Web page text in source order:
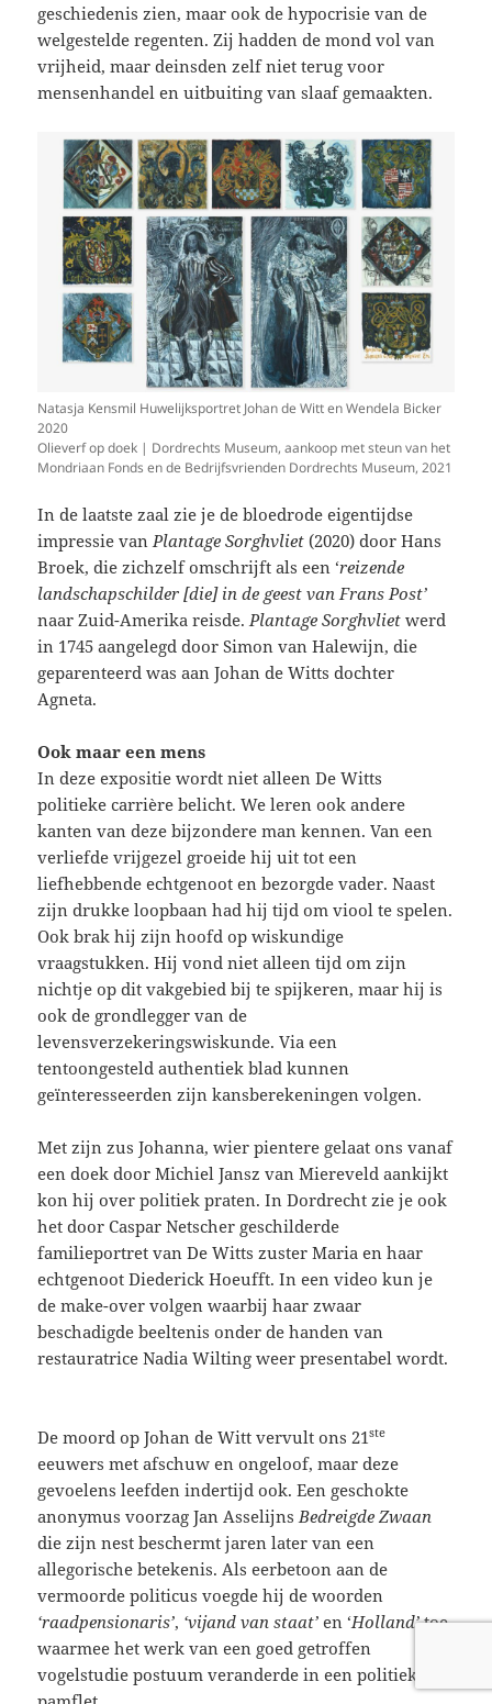
geschiedenis zien, maar ook de hypocrisie van de
welgestelde regenten. Zij hadden de mond vol van
vrijheid, maar deinsden zelf niet terug voor
mensenhandel en uitbuiting van slaaf gemaakten.
Natasja Kensmil Huwelijksportret Johan de Witt en Wendela Bicker
2020
Olieverf op doek | Dordrechts Museum, aankoop met steun van het
Mondriaan Fonds en de Bedrijfsvrienden Dordrechts Museum, 2021
In de laatste zaal zie je de bloedrode eigentijdse
impressie vanPlantage Sorghvliet (2020) door Hans
Broek, die zichzelf omschrijft als een ‘reizende
landschapschilder [die] in de geest van Frans Post’
naar Zuid-Amerika reisde.Plantage Sorghvliet werd
in 1745 aangelegd door Simon van Halewijn, die
geparenteerd was aan Johan de Witts dochter
Agneta.
Ook maar een mens
In deze expositie wordt niet alleen De Witts
politieke carrière belicht. We leren ook andere
kanten van deze bijzondere man kennen. Van een
verliefde vrijgezel groeide hij uit tot een
liefhebbende echtgenoot en bezorgde vader. Naast
zijn drukke loopbaan had hij tijd om viool te spelen.
Ook brak hij zijn hoofd op wiskundige
vraagstukken. Hij vond niet alleen tijd om zijn
nichtje op dit vakgebied bij te spijkeren, maar hij is
ook de grondlegger van de
levensverzekeringswiskunde. Via een
tentoongesteld authentiek blad kunnen
geïnteresseerden zijn kansberekeningen volgen.
Met zijn zus Johanna, wier pientere gelaat ons vanaf
een doek door Michiel Jansz van Miereveld aankijkt
kon hij over politiek praten. In Dordrecht zie je ook
het door Caspar Netscher geschilderde
familieportret van De Witts zuster Maria en haar
echtgenoot Diederick Hoeufft. In een video kun je
de make-over volgen waarbij haar zwaar
beschadigde beeltenis onder de handen van
restauratrice Nadia Wilting weer presentabel wordt.
De moord op Johan de Witt vervult ons 21ste
eeuwers met afschuw en ongeloof, maar deze
gevoelens leefden indertijd ook. Een geschokte
anonymus voorzag Jan AsselijnsBedreigde Zwaan
die zijn nest beschermt jaren later van een
allegorische betekenis. Als eerbetoon aan de
vermoorde politicus voegde hij de woorden
‘raadpensionaris’, ‘vijand van staat’ en ‘Holland’toe,
waarmee het werk van een goed getroffen
vogelstudie postuum veranderde in een politiek